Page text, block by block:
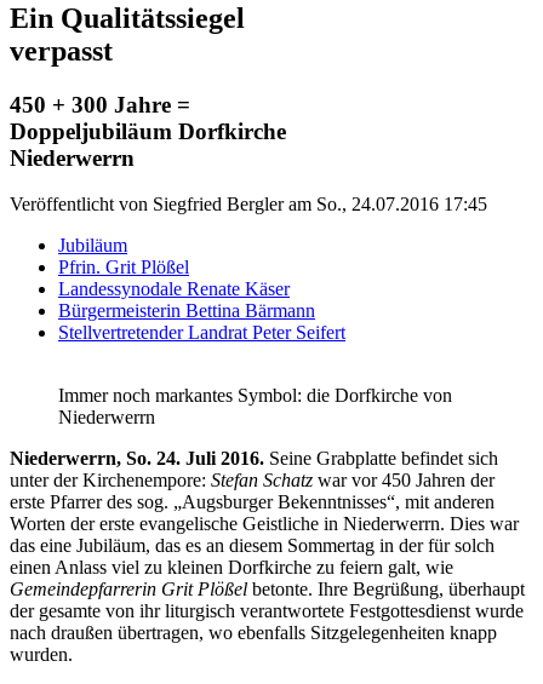
Ein Qualitätssiegel
verpasst
450 + 300 Jahre =
Doppeljubiläum Dorfkirche
Niederwerrn
Veröffentlicht von Siegfried Bergleram So., 24.07.2016 17:45
Jubiläum
Pfrin. Grit Plößel
Landessynodale Renate Käser
Bürgermeisterin Bettina Bärmann
Stellvertretender Landrat Peter Seifert
Immer noch markantes Symbol: die Dorfkirche von
Niederwerrn
Niederwerrn, So. 24. Juli 2016. Seine Grabplatte befindet sich
unter der Kirchenempore: Stefan Schatz war vor 450 Jahren der
erste Pfarrer des sog. „Augsburger Bekenntnisses“, mit anderen
Worten der erste evangelische Geistliche in Niederwerrn. Dies war
das eine Jubiläum, das es an diesem Sommertag in der für solch
einen Anlass viel zu kleinen Dorfkirche zu feiern galt, wie
Gemeindepfarrerin Grit Plößel betonte. Ihre Begrüßung, überhaupt
der gesamte von ihr liturgisch verantwortete Festgottesdienst wurde
nach draußen übertragen, wo ebenfalls Sitzgelegenheiten knapp
wurden.